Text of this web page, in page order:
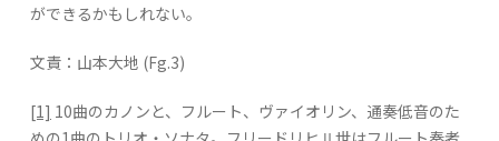
ができるかもしれない。
文責：山本大地 (Fg.3)
[1] 10曲のカノンと、フルート、ヴァイオリン、通奏低音のた